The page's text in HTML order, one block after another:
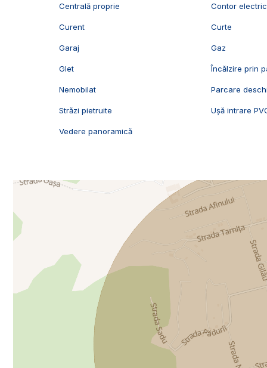
Centrală proprie Contor electric
Curent Curte
Garaj Gaz
Glet Încălzire prin
Nemobilat Parcare
Străzi pietruite Ușă intrare
Vedere panoramică